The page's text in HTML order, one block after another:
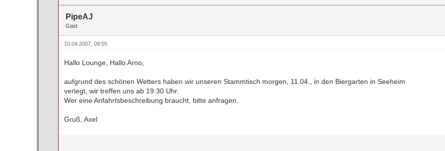
PipeAJ
Gast
10.04.2007, 09:55
Hallo Lounge, Hallo Arno,
aufgrund des schönen Wetters haben wir unseren Stammtisch morgen, 11.04., in den Biergarten in Seeheim
verlegt, wir treffen uns ab 19:30 Uhr.
Wer eine Anfahrtsbeschreibung braucht, bitte anfragen.
Gruß, Axel